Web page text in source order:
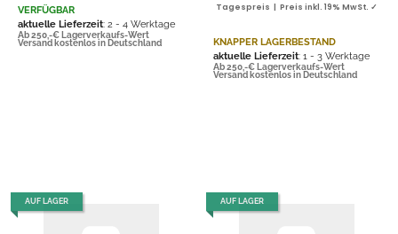
VERFÜGBAR
aktuelle Lieferzeit: 2 - 4 Werktage
Ab 250,-€ Lagerverkaufs-Wert
Versand kostenlos in Deutschland
Tagespreis | Preis inkl. 19% MwSt. ✓
KNAPPER LAGERBESTAND
aktuelle Lieferzeit: 1 - 3 Werktage
Ab 250,-€ Lagerverkaufs-Wert
Versand kostenlos in Deutschland
AUF LAGER AUF LAGER